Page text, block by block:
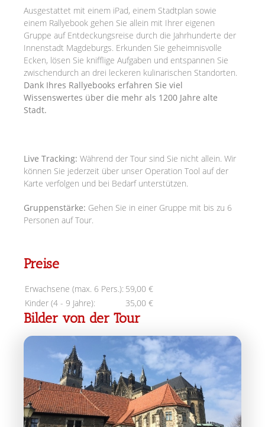
Ausgestattet mit einem iPad, einem Stadtplan sowie
einem Rallyebook gehen Sie allein mit Ihrer eigenen
Gruppe auf Entdeckungsreise durch die Jahrhunderte der
Innenstadt Magdeburgs. Erkunden Sie geheimnisvolle
Ecken, lösen Sie knifflige Aufgaben und entspannen Sie
zwischendurch an drei leckeren kulinarischen Standorten.
Dank Ihres Rallyebooks erfahren Sie viel
Wissenswertes über die mehr als 1200 Jahre alte
Stadt.
Live Tracking: Während der Tour sind Sie nicht allein. Wir
können Sie jederzeit über unser Operation Tool auf der
Karte verfolgen und bei Bedarf unterstützen.
Gruppenstärke: Gehen Sie in einer Gruppe mit bis zu 6
Personen auf Tour.
Preise
Erwachsene (max. 6 Pers.): 59,00 €
Kinder (4 - 9 Jahre):
35,00 €
Bilder von der Tour